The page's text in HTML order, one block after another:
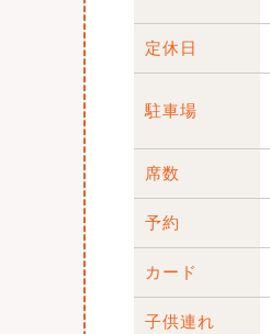
定休日
駐車場
席数
予約
カード
子供連れ